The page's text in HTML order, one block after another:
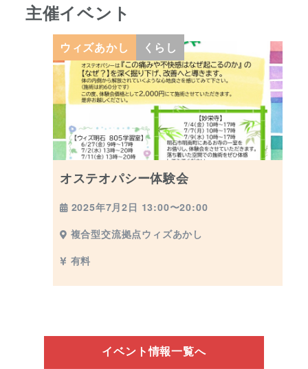
主催イベント
ウィズあかし くらし
オステオパシー体験会
2025年7月2日 13:00〜20:00
複合型交流拠点ウィズあかし
有料
イベント情報一覧へ